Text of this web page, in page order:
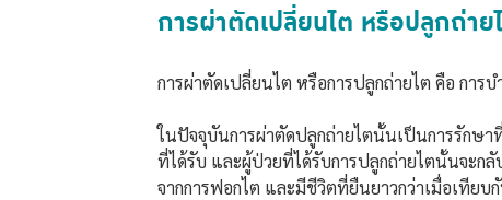
การผ่าตัดเปลี่ยนไต หรือปลูกถ่าย
การผ่าตัดเปลี่ยนไต หรือการปลูกถ่ายไต คือ การ
ในปัจจุบันการผ่าตัดปลูกถ่ายไตนั้นเป็นการรักษา
ที่ได้รับ และผู้ป่วยที่ได้รับการปลูกถ่ายไตนั้นจะก
จากการฟอกไต และมีชีวิตที่ยืนยาวกว่าเมื่อเทีย